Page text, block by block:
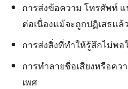
การส่งข้อความ โทรศัพท์
ต่อเนื่องแม้จะถูกปฏิเสธแล้ว
การส่งสิ่งที่ทำให้รู้สึกไม่พอ
การทำลายชื่อเสียงหรือคว
เพศ